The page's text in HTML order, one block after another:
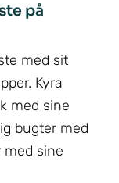
på
med sit
Kyra
med sine
bugter med
med sine